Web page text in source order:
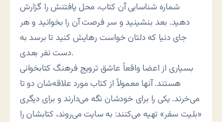
شماره شناسایی آن کتاب، محل یافتنش را گزارش
دهید. بعد بنشینید و سر فرصت آن را بخوانید و هر
جای دنیا که دلتان خواست رهایش کنید تا برسد به
دست نفر بعدی.
بسیاری از اعضا واقعاً عاشق ترویج فرهنگ کتابخوانی
هستند. آنها معمولاً از کتاب مورد علاقه‌شان دو تا
می‌خرند. یکی را برای خودشان نگه می‌دارند و برای دیگری
«بلیت سفر» تهیه می‌کنند: به سایت می‌روند، کتابشان را